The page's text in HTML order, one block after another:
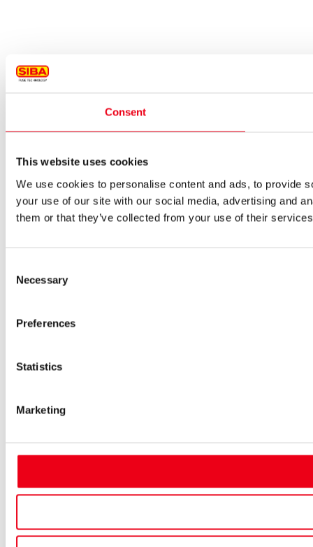
Consent
This website uses cookies
We use cookies to personalise content and ads, to provide
your use of our site with our social media, advertising and
them or that they’ve collected from your use of their
Selection
Necessary
Preferences
Statistics
Marketing